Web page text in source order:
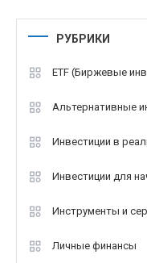
РУБРИКИ
ETF (Биржевые
Альтернативные
Инвестиции в
Инвестиции для
Инструменты и
Личные финансы